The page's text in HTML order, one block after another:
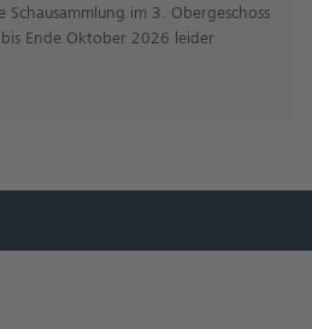
Schausammlung im 3. Obergeschoss
Ende Oktober 2026 leider